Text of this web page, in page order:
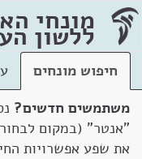
מונחי
ללשון
חיפוש מונחים
משתמשים חדשים?
"אנטר" (במקום
את שפע אפשרויות